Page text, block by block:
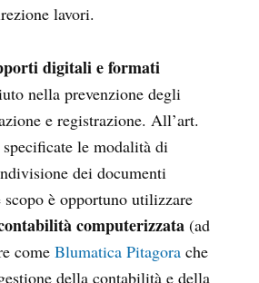
lavori.
digitali e formati
nella prevenzione degli
e registrazione. All’art.
le modalità di
dei documenti
è opportuno utilizzare
computerizzata (ad
come Blumatica Pitagora che
della contabilità e della